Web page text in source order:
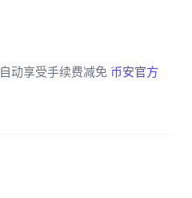
动享受手续费减免 币安官方